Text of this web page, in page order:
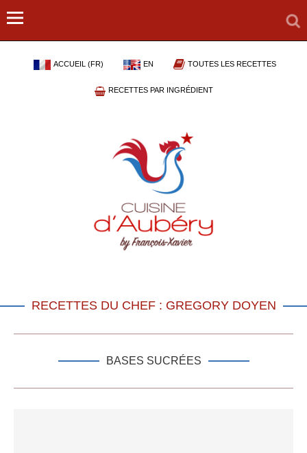
ACCUEIL (FR) EN TOUTES LES RECETTES
RECETTES PAR INGRÉDIENT
RECETTES DU CHEF : GREGORY DOYEN
BASES SUCRÉES